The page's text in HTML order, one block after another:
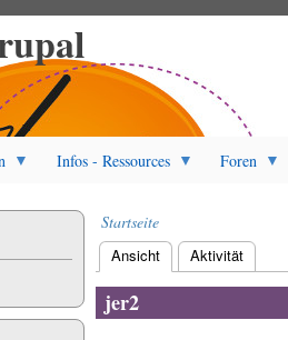
Infos - Ressources Foren
Pfadnavigation
Startseite
Primäre
Reiter
Ansicht (aktiver Reiter)
Aktivität
jer2